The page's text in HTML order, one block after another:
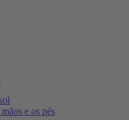
e os pés